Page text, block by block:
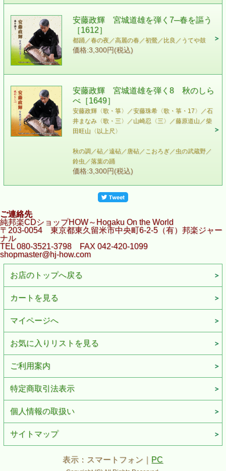
安藤政輝 宮城道雄を弾く7─春を謳う
［1612］
都踊／春の夜／高麗の春／初鶯／比良／うてや鼓
価格:3,300円(税込)
安藤政輝 宮城道雄を弾く8 秋のしら
べ［1649］
安藤政輝〈歌・箏〉／安藤珠希〈歌・箏・17〉／石
井まなみ〈歌・三〉／山崎忍〈三〉／藤原道山／柴
田旺山〈以上尺〉
秋の調／砧／遠砧／唐砧／こおろぎ／虫の武蔵野／
鈴虫／落葉の踊
価格:3,300円(税込)
ご連絡先
純邦楽CDショップHOW～Hogaku On the World
〒203-0054 東京都東久留米市中央町6-2-5（有）邦楽ジャー
ナル
TEL 080-3521-3798 FAX 042-420-1099
shopmaster@hj-how.com
お店のトップへ戻る
カートを見る
マイページへ
お気に入りリストを見る
ご利用案内
特定商取引法表示
個人情報の取扱い
サイトマップ
表示：スマートフォン｜ PC